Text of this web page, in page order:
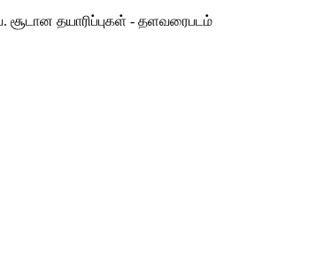
சூடான தயாரிப்புகள் - தளவரைபடம்